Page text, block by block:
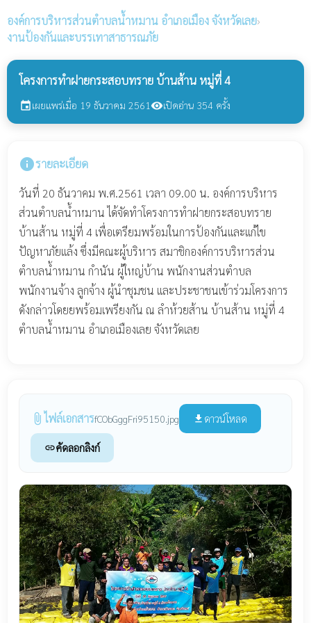
องค์การบริหารส่วนตำบลน้ำหมาน อำเภอเมือง จังหวัดเลย›
งานป้องกันและบรรเทาสาธารณภัย
โครงการทำฝายกระสอบทราย บ้านส้าน หมู่ที่ 4
eventเผยแพร่เมื่อ 19 ธันวาคม 2561 visibilityเปิดอ่าน 354 ครั้ง
infoรายละเอียด
วันที่ 20 ธันวาคม พ.ศ.2561 เวลา 09.00 น. องค์การบริหาร
ส่วนตำบลน้ำหมาน ได้จัดทำโครงการทำฝายกระสอบทราย
บ้านส้าน หมู่ที่ 4 เพื่อเตรียมพร้อมในการป้องกันและแก้ไข
ปัญหาภัยแล้ง ซึ่งมีคณะผู้บริหาร สมาชิกองค์การบริหารส่วน
ตำบลน้ำหมาน กำนัน ผู้ใหญ่บ้าน พนักงานส่วนตำบล
พนักงานจ้าง ลูกจ้าง ผู้นำชุมชน และประชาชนเข้าร่วมโครงการ
ดังกล่าวโดยยพร้อมเพรียงกัน ณ ลำห้วยส้าน บ้านส้าน หมู่ที่ 4
ตำบลน้ำหมาน อำเภอเมืองเลย จังหวัดเลย
attach_file ไฟล์เอกสารfCObGggFri95150.jpg file_download ดาวน์โหลด
linkคัดลอกลิงก์